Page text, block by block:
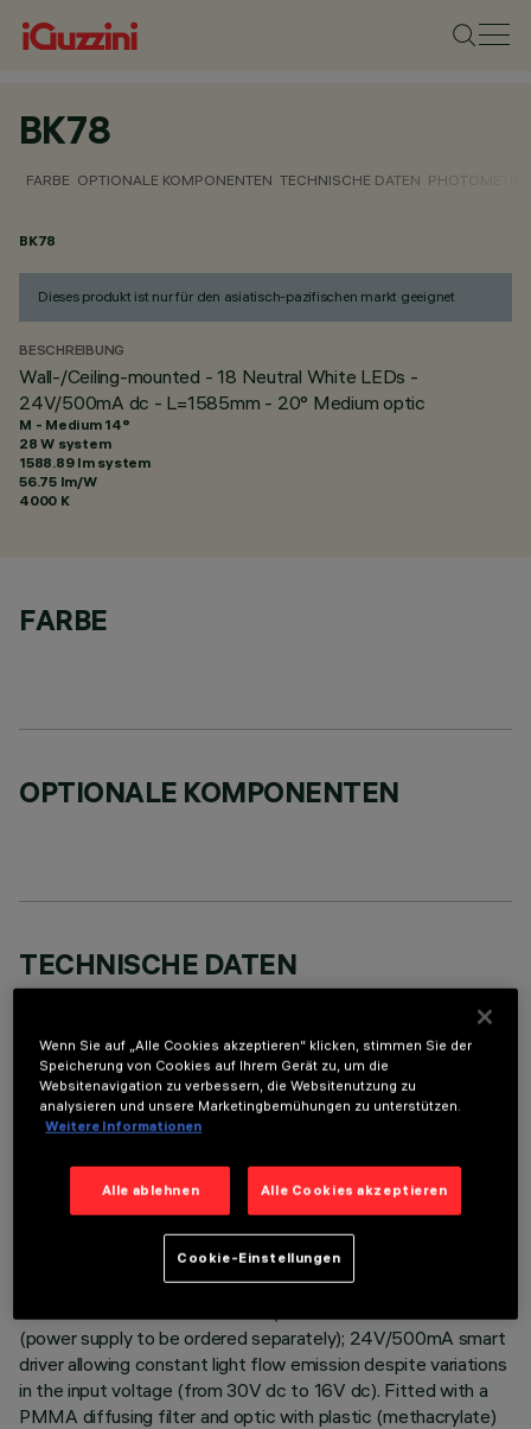
BK78
FARBE OPTIONALE KOMPONENTEN TECHNISCHE DATEN
BK78
Dieses produkt ist nur für den asiatisch-pazifischen markt geeignet
BESCHREIBUNG
Wall-/Ceiling-mounted - 18 Neutral White LEDs -
24V/500mA dc - L=1585mm - 20° Medium optic
M - Medium 14°
28 W system
1588.89 lm system
56.75 lm/W
4000 K
FARBE
OPTIONALE KOMPONENTEN
TECHNISCHE DATEN
BESCHREIBUNG
Direct light luminaire, designed to use monochrome LED
lamps. Ceiling- and wall-mounted. Consists of a body and
aluminium boy, with zamak die-cast end caps complete with
silicone seals. Coated with liquid acrylic paint with a high level
of weather and UV ray resistance. The top of the optical
assembly is closed by a 3 mm thick transparent glass screen,
fixed with silicone. Complete with multi-LED power plate in
(power supply to be ordered separately); 24V/500mA smart
driver allowing constant light flow emission despite variations
in the input voltage (from 30V dc to 16V dc). Fitted with a
PMMA diffusing filter and optic with plastic (methacrylate)
Wenn Sie auf „Alle Cookies akzeptieren“ klicken, stimmen Sie der
Speicherung von Cookies auf Ihrem Gerät zu, um die
Websitenavigation zu verbessern, die Websitenutzung zu
analysieren und unsere Marketingbemühungen zu unterstützen.
Weitere Informationen
Alle ablehnen Alle Cookies akzeptieren
Cookie-Einstellungen